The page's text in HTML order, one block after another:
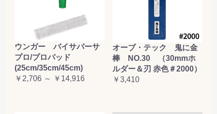
ウンガー バイサバーサ
プロ/プロパッド
(25cm/35cm/45cm)
￥2,706 ～ ￥14,916
オーブ・テック 鬼に金
棒 NO.30 （30mmホ
ルダー＆刃 赤色＃2000）
￥3,410